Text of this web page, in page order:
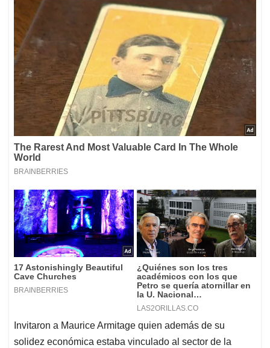
Invitaron a Maurice Armitage quien además de su
solidez económica estaba vinculado al sector de la